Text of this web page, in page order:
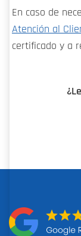
En caso de
Atención al
certificado y a